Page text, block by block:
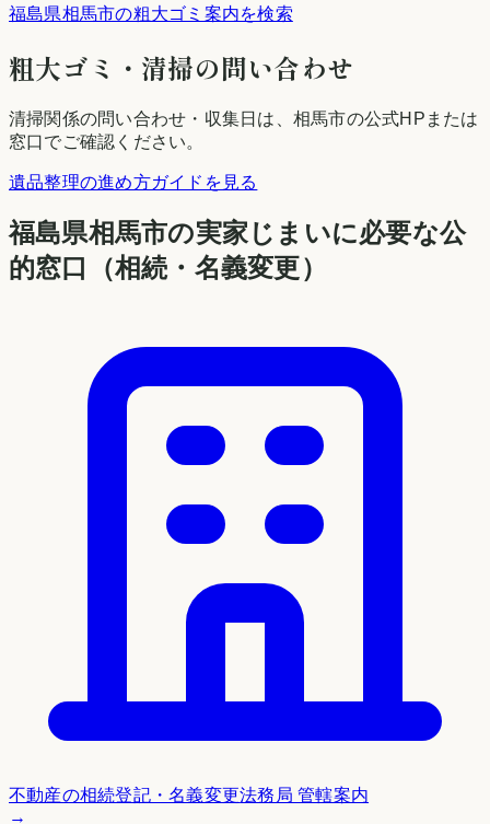
福島県相馬市の粗大ゴミ案内を検索
粗大ゴミ・清掃の問い合わせ
清掃関係の問い合わせ・収集日は、 相馬市の公式HPまたは
窓口でご確認ください。
遺品整理の進め方ガイドを見る
福島県相馬市の実家じまいに必要な公
的窓口（相続・名義変更）
不動産の相続登記・名義変更法務局 管轄案内
→